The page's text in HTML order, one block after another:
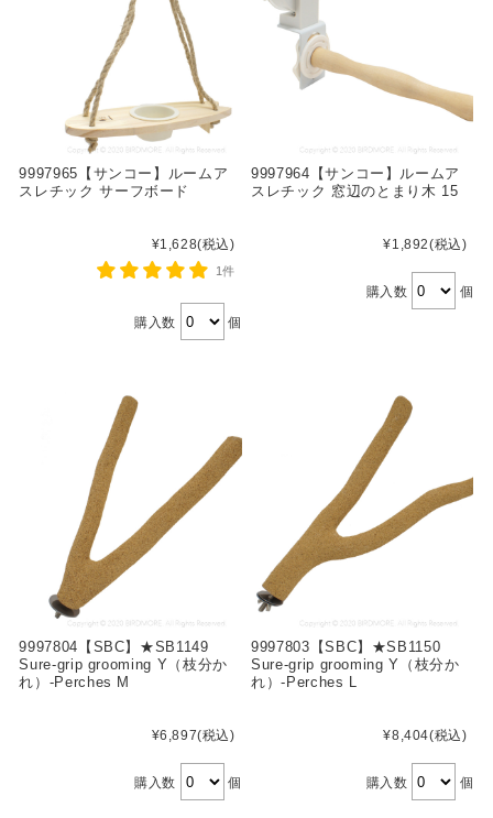
9997965【サンコー】ルームア
スレチック サーフボード
¥1,628(税込)
1件
購入数 個
9997964【サンコー】ルームア
スレチック 窓辺のとまり木 15
¥1,892(税込)
購入数 個
9997804【SBC】★SB1149
Sure-grip grooming Y（枝分か
れ）-Perches M
¥6,897(税込)
購入数 個
9997803【SBC】★SB1150
Sure-grip grooming Y（枝分か
れ）-Perches L
¥8,404(税込)
購入数 個